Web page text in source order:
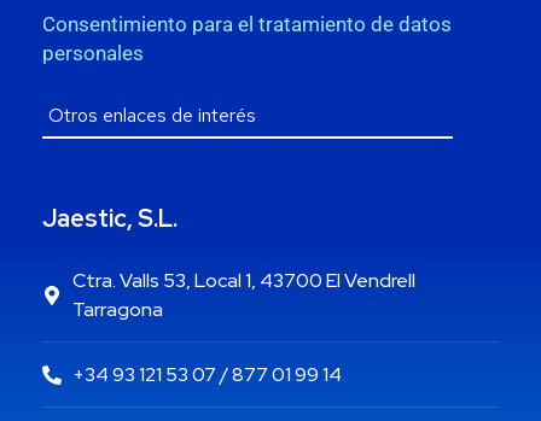
Consentimiento para el tratamiento de datos
personales
Jaestic, S.L.
Ctra. Valls 53, Local 1, 43700 El Vendrell
Tarragona
+34 93 121 53 07 / 877 01 99 14